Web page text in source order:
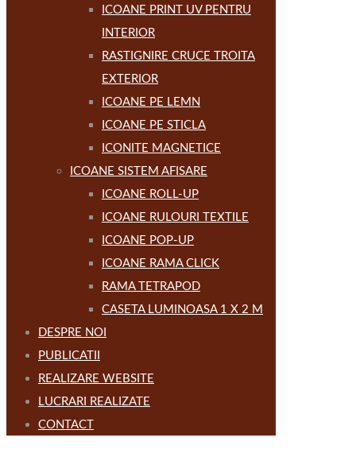
ICOANE PRINT UV PENTRU
INTERIOR
RASTIGNIRE CRUCE TROITA
EXTERIOR
ICOANE PE LEMN
ICOANE PE STICLA
ICONITE MAGNETICE
ICOANE SISTEM AFISARE
ICOANE ROLL-UP
ICOANE RULOURI TEXTILE
ICOANE POP-UP
ICOANE RAMA CLICK
RAMA TETRAPOD
CASETA LUMINOASA 1 X 2 M
DESPRE NOI
PUBLICATII
REALIZARE WEBSITE
LUCRARI REALIZATE
CONTACT